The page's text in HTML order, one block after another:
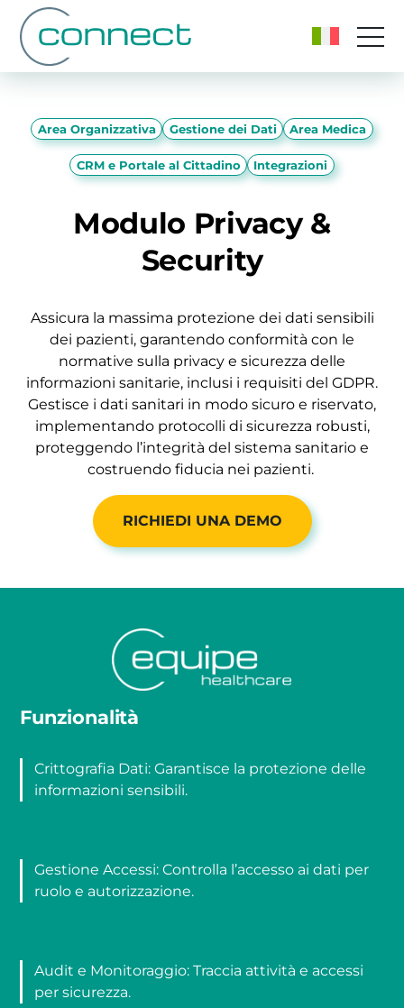
Area Organizzativa Gestione dei Dati Area Medica
CRM e Portale al Cittadino Integrazioni
Modulo Privacy &
Security
Assicura la massima protezione dei dati sensibili
dei pazienti, garantendo conformità con le
normative sulla privacy e sicurezza delle
informazioni sanitarie, inclusi i requisiti del GDPR.
Gestisce i dati sanitari in modo sicuro e riservato,
implementando protocolli di sicurezza robusti,
proteggendo l’integrità del sistema sanitario e
costruendo fiducia nei pazienti.
RICHIEDI UNA DEMO
Funzionalità
Crittografia Dati: Garantisce la protezione delle
informazioni sensibili.
Gestione Accessi: Controlla l’accesso ai dati per
ruolo e autorizzazione.
Audit e Monitoraggio: Traccia attività e accessi
per sicurezza.